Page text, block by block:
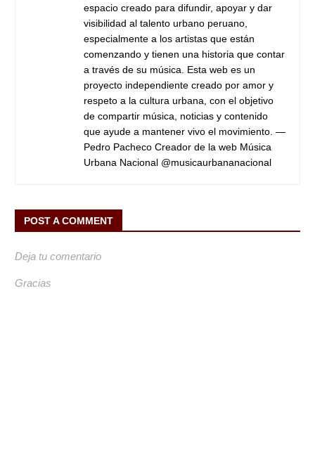
espacio creado para difundir, apoyar y dar
visibilidad al talento urbano peruano,
especialmente a los artistas que están
comenzando y tienen una historia que contar
a través de su música. Esta web es un
proyecto independiente creado por amor y
respeto a la cultura urbana, con el objetivo
de compartir música, noticias y contenido
que ayude a mantener vivo el movimiento. —
Pedro Pacheco Creador de la web Música
Urbana Nacional @musicaurbananacional
POST A COMMENT
Deja tu comentario
Gracias